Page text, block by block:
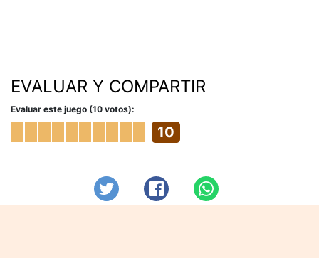
EVALUAR Y COMPARTIR
Evaluar este juego (10 votos):
10